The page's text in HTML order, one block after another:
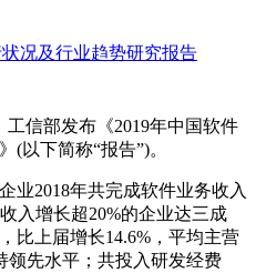
信部发布《2019年中国软件
(以下简称“报告”)。
2018年共完成软件业务收入
入增长超20%的企业达三成
比上届增长14.6%，平均主营
领先水平；共投入研发经费